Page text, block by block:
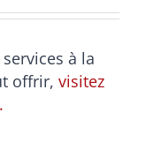
à la
offrir, visitez